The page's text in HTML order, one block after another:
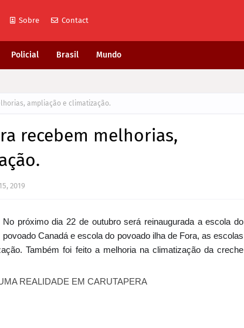
Sobre Contact
Policial Brasil Mundo
ampliação e climatização.
recebem melhorias,
2019
No próximo dia 22 deoutubro será reinaugurada a escola do
povoado Canadá e escola do povoado ilha de Fora, as escolas
Também foi feito a melhoria na climatização da creche
REALIDADE EM CARUTAPERA